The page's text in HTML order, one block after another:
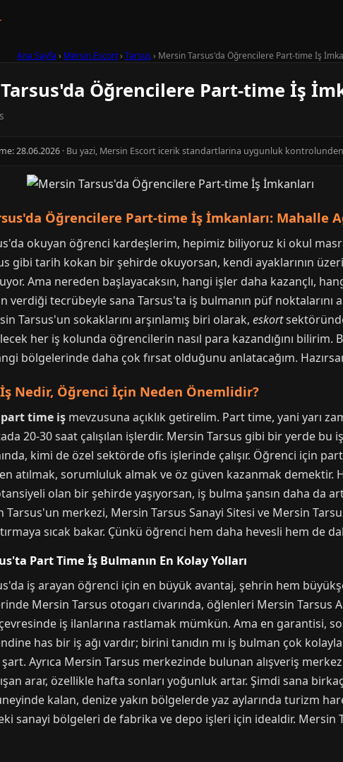
Ana Sayfa › Mersin Escort› Tarsus › Mersin Tarsus'da Öğrencilere Part-time İş
Öğrencilere Part-time İş
28.06.2026 · Bu yazi, Mersin Escort icerik standartlarina uygunluk
Öğrencilere Part-time İş İmkanları: Mahalle
okuyan öğrenci kardeşlerim, hepimiz biliyoruz ki okul
gibi tarih kokan bir şehirde okuyorsan, kendi ayaklarının
Ama nereden başlayacaksın, hangi işler daha kazançlı,
verdiği tecrübeyle sana Tarsus'ta iş bulmanın püf
Tarsus'un sokaklarını arşınlamış biri olarak, eskort
her iş kolunda öğrencilerin nasıl para kazandığını
bölgelerinde daha çok fırsat olduğunu anlatacağım.
Nedir, Öğrenci İçin Neden Önemlidir?
part time iş mevzusuna açıklık getirelim. Part time, yani yarı
20-30 saat çalışılan işlerdir. Mersin Tarsus gibi bir yerde bu
kimi de özel sektörde ofis işlerinde çalışır. Öğrenci için
atılmak, sorumluluk almak ve öz güven kazanmak
olan bir şehirde yaşıyorsan, iş bulma şansın daha da
merkezi, Mersin Tarsus Sanayi Sitesi ve Mersin
sıcak bakar. Çünkü öğrenci hem daha hevesli hem de
Part Time İş Bulmanın En Kolay Yolları
iş arayan öğrenci için en büyük avantaj, şehrin hem
Mersin Tarsus otogarı civarında, öğlenleri Mersin Tarsus
iş ilanlarına rastlamak mümkün. Ama en garantisi,
has bir iş ağı vardır; birini tanıdın mı iş bulman çok
Ayrıca Mersin Tarsus merkezinde bulunan alışveriş
arar, özellikle hafta sonları yoğunluk artar. Şimdi sana
kalan, denize yakın bölgelerde yaz aylarında turizm
sanayi bölgeleri de fabrika ve depo işleri için idealdir.